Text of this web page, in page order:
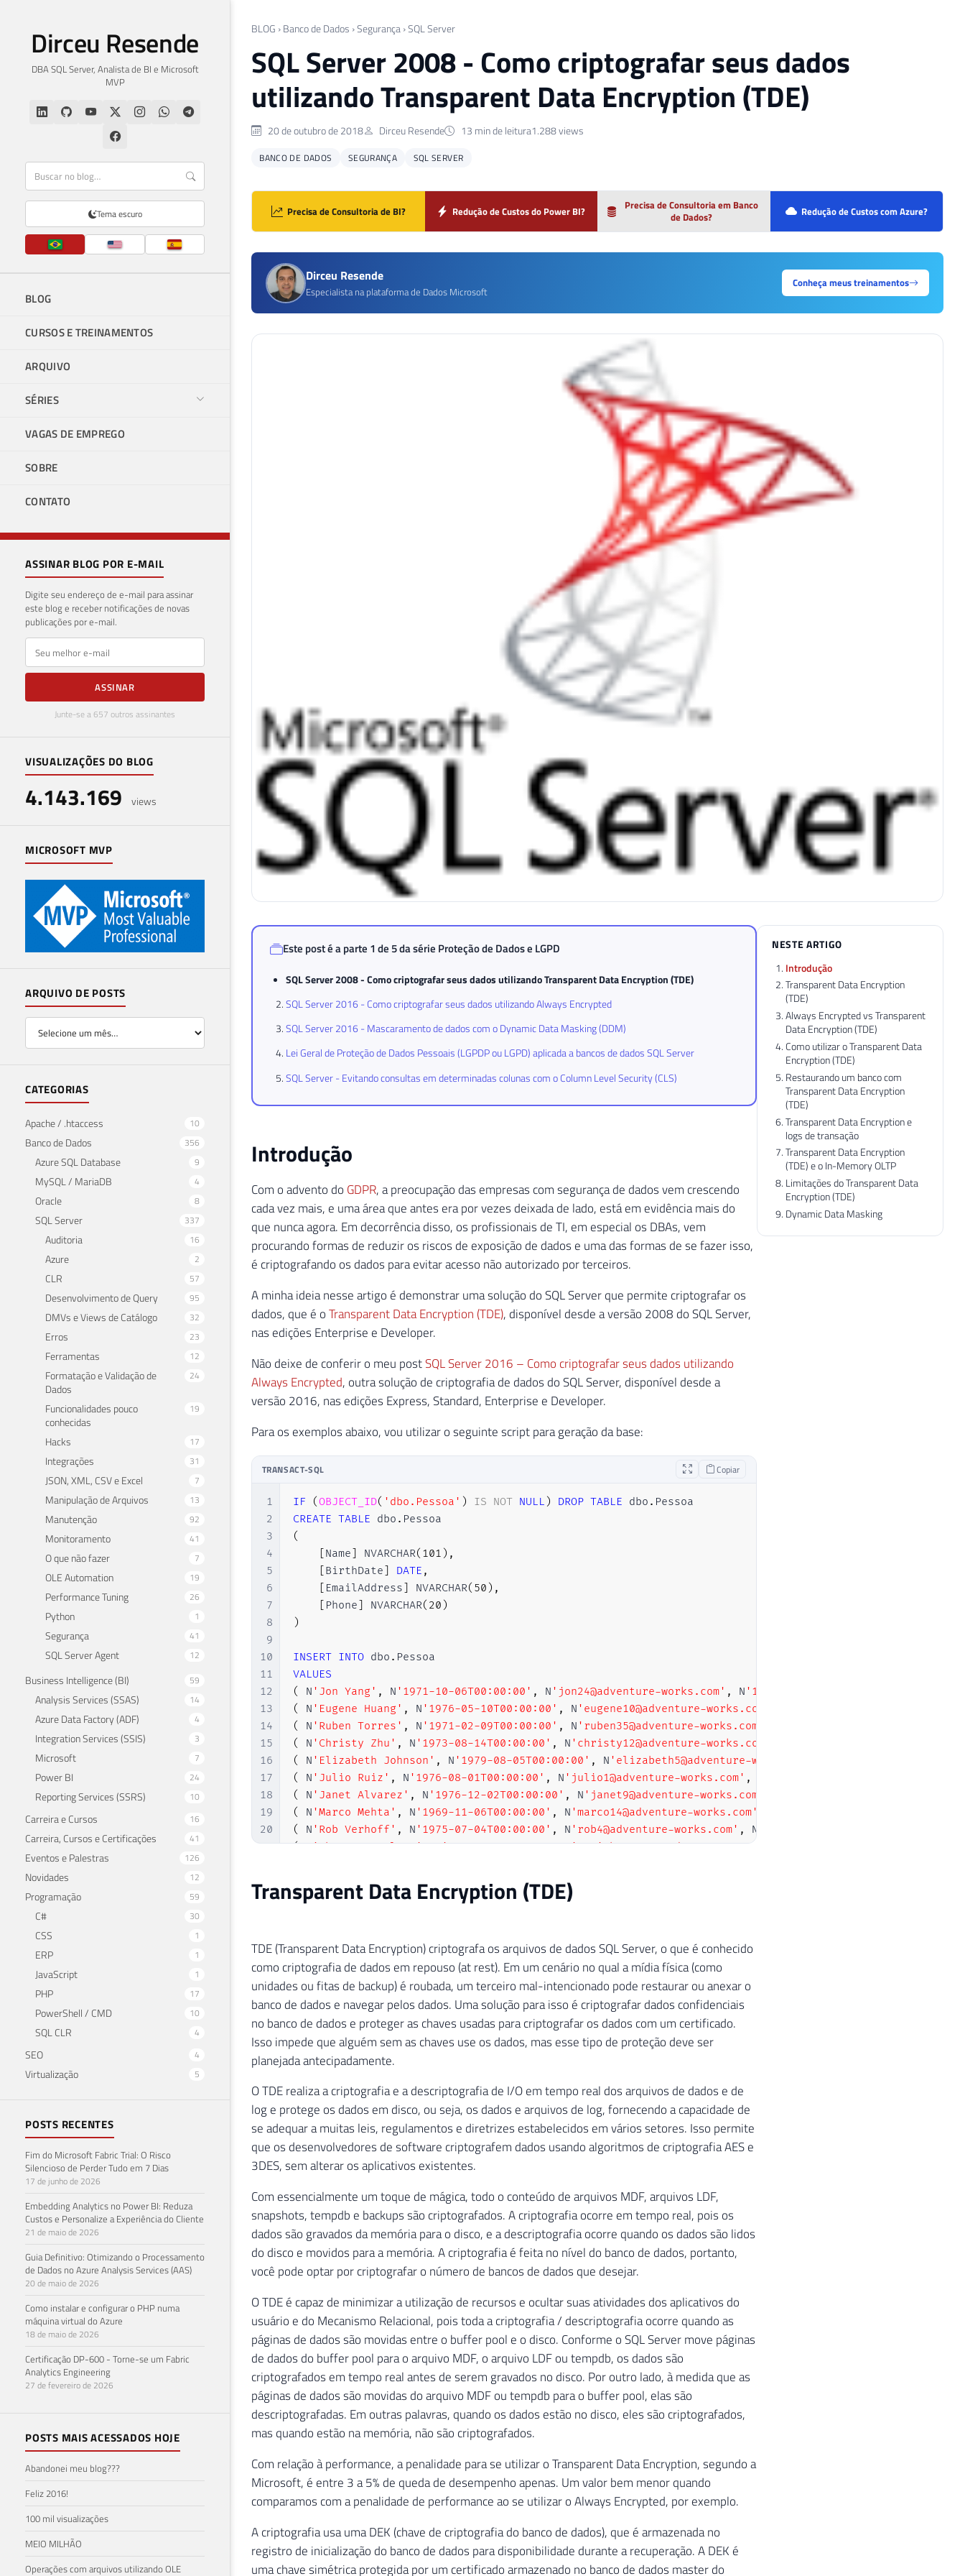
Dirceu Resende
DBA SQL Server, Analista de BI e Microsoft
MVP
Tema escuro
BLOG
CURSOS E TREINAMENTOS
ARQUIVO
SÉRIES
VAGAS DE EMPREGO
SOBRE
CONTATO
ASSINAR BLOG POR E-MAIL
Digite seu endereço de e-mail para assinar
este blog e receber notificações de novas
publicações por e-mail.
E-mail
ASSINAR
Junte-se a 657 outros assinantes
VISUALIZAÇÕES DO BLOG
4.143.169 views
MICROSOFT MVP
ARQUIVO DE POSTS
CATEGORIAS
Apache / .htaccess 10
Banco de Dados 356
Azure SQL Database 9
MySQL / MariaDB 4
Oracle 8
SQL Server 337
Auditoria 16
Azure 2
CLR 57
Desenvolvimento de Query 95
DMVs e Views de Catálogo 32
Erros 23
Ferramentas 12
Formatação e Validação de
Dados
24
Funcionalidades pouco
conhecidas
19
Hacks 17
Integrações 31
JSON, XML, CSV e Excel 7
Manipulação de Arquivos 13
Manutenção 92
Monitoramento 41
O que não fazer 7
OLE Automation 19
Performance Tuning 26
Python 1
Segurança 41
SQL Server Agent 12
Business Intelligence (BI) 59
Analysis Services (SSAS) 14
Azure Data Factory (ADF) 4
Integration Services (SSIS) 3
Microsoft 7
Power BI 24
Reporting Services (SSRS) 10
Carreira e Cursos 16
Carreira, Cursos e Certificações 41
Eventos e Palestras 126
Novidades 12
Programação 59
C# 30
CSS 1
ERP 1
JavaScript 1
PHP 17
PowerShell / CMD 10
SQL CLR 4
SEO 4
Virtualização 5
POSTS RECENTES
Fim do Microsoft Fabric Trial: O Risco
Silencioso de Perder Tudo em 7 Dias
17 de junho de 2026
Embedding Analytics no Power BI: Reduza
Custos e Personalize a Experiência do Cliente
21 de maio de 2026
Guia Definitivo: Otimizando o Processamento
de Dados no Azure Analysis Services (AAS)
20 de maio de 2026
Como instalar e configurar o PHP numa
máquina virtual do Azure
18 de maio de 2026
Certificação DP-600 - Torne-se um Fabric
Analytics Engineering
27 de fevereiro de 2026
POSTS MAIS ACESSADOS HOJE
Abandonei meu blog???
Feliz 2016!
100 mil visualizações
MEIO MILHÃO
Operações com arquivos utilizando OLE
BLOG › Banco de Dados ›Segurança ›SQL Server
SQL Server 2008 - Como criptografar seus dados
utilizando Transparent Data Encryption (TDE)
20 de outubro de 2018 Dirceu Resende 13 min de leitura1.288 views
BANCO DE DADOS SEGURANÇA SQL SERVER
Precisa de Consultoria de BI? Redução de Custos do Power BI?
Precisa de Consultoria em Banco
de Dados?
Redução de Custos com Azure?
Dirceu Resende
Especialista na plataforma de Dados Microsoft
Conheça meus treinamentos
Este post é a parte 1 de 5 da série Proteção de Dados e LGPD
SQL Server 2008 - Como criptografar seus dados utilizando Transparent Data Encryption (TDE)
SQL Server 2016 - Como criptografar seus dados utilizando Always Encrypted
SQL Server 2016 - Mascaramento de dados com o Dynamic Data Masking (DDM)
Lei Geral de Proteção de Dados Pessoais (LGPDP ou LGPD) aplicada a bancos de dados SQL Server
SQL Server - Evitando consultas em determinadas colunas com o Column Level Security (CLS)
Introdução
Com o advento do GDPR, a preocupação das empresas com segurança de dados vem crescendo
cada vez mais, e uma área que antes era por vezes deixada de lado, está em evidência mais do
que nunca agora. Em decorrência disso, os profissionais de TI, em especial os DBAs, vem
procurando formas de reduzir os riscos de exposição de dados e uma das formas de se fazer isso,
é criptografando os dados para evitar acesso não autorizado por terceiros.
A minha ideia nesse artigo é demonstrar uma solução do SQL Server que permite criptografar os
dados, que é oTransparent Data Encryption (TDE), disponível desde a versão 2008 do SQL Server,
nas edições Enterprise e Developer.
Não deixe de conferir o meu postSQL Server 2016 – Como criptografar seus dados utilizando
Always Encrypted, outra solução de criptografia de dados do SQL Server, disponível desde a
versão 2016, nas edições Express, Standard, Enterprise e Developer.
Para os exemplos abaixo, vou utilizar o seguinte script para geração da base:
TRANSACT-SQL Copiar
1
2
3
4
5
6
7
8
9
10
11
12
13
14
15
16
17
18
19
20
21
23
24
27
28
29
30
31
IF (OBJECT_ID( 'dbo.Pessoa' ) IS NOT NULL ) DROP TABLE dbo .
CREATE TABLE dbo .
(
[Name] NVARCHAR( 101 ) ,
[BirthDate] DATE ,
[ EmailAddress] NVARCHAR( 50 ) ,
[ Phone] NVARCHAR( 20 )
)
INSERT INTO dbo .
VALUES
(
N 'Jon Yang' , N '1971-10-06T00:00:00' , N 'jon24@adventure-works.com' , N '1 (11) 500 555-0162'
(
N 'Eugene Huang' , N '1976-05-10T00:00:00' , N 'eugene10@adventure-works.com'
(
N 'Ruben Torres' , N '1971-02-09T00:00:00' , N 'ruben35@adventure-works.com'
(
N 'Christy Zhu' , N '1973-08-14T00:00:00' , N 'christy12@adventure-works.com'
(
N 'Elizabeth Johnson' , N '1979-08-05T00:00:00' , N 'elizabeth5@adventure-works.com'
(
N 'Julio Ruiz' , N '1976-08-01T00:00:00' , N 'julio1@adventure-works.com' ,
(
N 'Janet Alvarez' , N '1976-12-02T00:00:00' , N 'janet9@adventure-works.com'
(
N 'Marco Mehta' , N '1969-11-06T00:00:00' , N 'marco14@adventure-works.com'
(
N 'Rob Verhoff' , N '1975-07-04T00:00:00' , N 'rob4@adventure-works.com' , N
( N'Shannon Carlson', N'1969-09-29T00:00:00', N'shannon38@adventure-works.com'
'Curtis Lu' N '1969-05-03T00:00:00', N'curtis9@adventure-works.com'
( N'Lauren Walker', N'1979-01-14T00:00:00', N
( N'Chloe Young', N'1984-08-26T00:00:00', N'chloe23@adventure-works.com'
( N'Wyatt Hill', N'1984-10-25T00:00:00', N'wyatt32@adventure-works.com'
( N'Shannon Wang', N'1949-12-24T00:00:00', N'shannon1@adventure-works.com'
( N'Clarence Rai', N'1955-10-06T00:00:00', N'clarence32@adventure-works.com'
( N'Luke Lal', N'1983-09-04T00:00:00', N'luke18@adventure-works.com',
Transparent Data Encryption (TDE)
TDE (Transparent Data Encryption) criptografa os arquivos de dados SQL Server, o que é conhecido
como criptografia de dados em repouso (at rest). Em um cenário no qual a mídia física (como
unidades ou fitas de backup) é roubada, um terceiro mal-intencionado pode restaurar ou anexar o
banco de dados e navegar pelos dados. Uma solução para isso é criptografar dados confidenciais
no banco de dados e proteger as chaves usadas para criptografar os dados com um certificado.
Isso impede que alguém sem as chaves use os dados, mas esse tipo de proteção deve ser
planejada antecipadamente.
O TDE realiza a criptografia e a descriptografia de I/O em tempo real dos arquivos de dados e de
log e protege os dados em disco, ou seja, os dados e arquivos de log, fornecendo a capacidade de
se adequar a muitas leis, regulamentos e diretrizes estabelecidos em vários setores. Isso permite
que os desenvolvedores de software criptografem dados usando algoritmos de criptografia AES e
3DES, sem alterar os aplicativos existentes.
Com essencialmente um toque de mágica, todo o conteúdo de arquivos MDF, arquivos LDF,
snapshots, tempdb e backups são criptografados. A criptografia ocorre em tempo real, pois os
dados são gravados da memória para o disco, e a descriptografia ocorre quando os dados são lidos
do disco e movidos para a memória. A criptografia é feita no nível do banco de dados, portanto,
você pode optar por criptografar o número de bancos de dados que desejar.
O TDE é capaz de minimizar a utilização de recursos e ocultar suas atividades dos aplicativos do
usuário e do Mecanismo Relacional, pois toda a criptografia / descriptografia ocorre quando as
páginas de dados são movidas entre o buffer pool e o disco. Conforme o SQL Server move páginas
de dados do buffer pool para o arquivo MDF, o arquivo LDF ou tempdb, os dados são
criptografados em tempo real antes de serem gravados no disco. Por outro lado, à medida que as
páginas de dados são movidas do arquivo MDF ou tempdb para o buffer pool, elas são
descriptografadas. Em outras palavras, quando os dados estão no disco, eles são criptografados,
mas quando estão na memória, não são criptografados.
Com relação à performance, a penalidade para se utilizar o Transparent Data Encryption, segundo a
Microsoft, é entre 3 a 5% de queda de desempenho apenas. Um valor bem menor quando
comparamos com a penalidade de performance ao se utilizar o Always Encrypted, por exemplo.
A criptografia usa uma DEK (chave de criptografia do banco de dados), que é armazenada no
registro de inicialização do banco de dados para disponibilidade durante a recuperação. A DEK é
uma chave simétrica protegida por um certificado armazenado no banco de dados master do
NESTE ARTIGO
Introdução
Transparent Data Encryption
(TDE)
Always Encrypted vs Transparent
Data Encryption (TDE)
Como utilizar o Transparent Data
Encryption (TDE)
Restaurando um banco com
Transparent Data Encryption
(TDE)
Transparent Data Encryption e
logs de transação
Transparent Data Encryption
(TDE) e o In-Memory OLTP
Limitações do Transparent Data
Encryption (TDE)
Dynamic Data Masking